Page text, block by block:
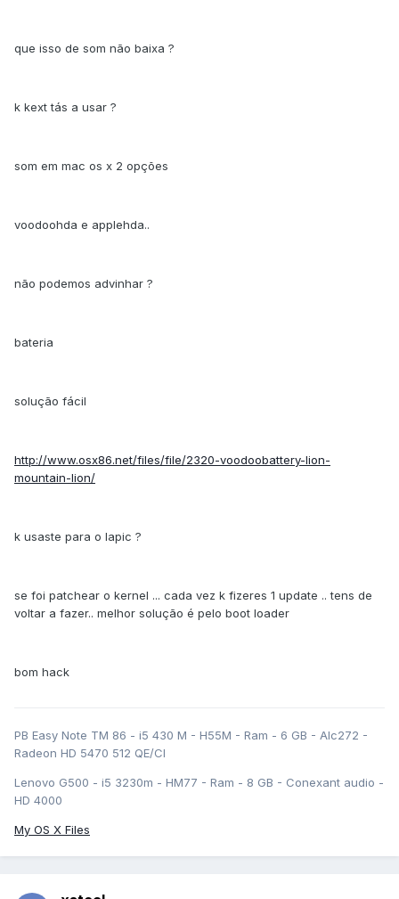
que isso de som não baixa ?
k kext tás a usar ?
som em mac os x 2 opções
voodoohda e applehda..
não podemos advinhar ?
bateria
solução fácil
http://www.osx86.net/files/file/2320-voodoobattery-lion-
mountain-lion/
k usaste para o lapic ?
se foi patchear o kernel ... cada vez k fizeres 1 update .. tens de
voltar a fazer.. melhor solução é pelo boot loader
bom hack
PB Easy Note TM 86 - i5 430 M - H55M - Ram - 6 GB - Alc272 -
Radeon HD 5470 512 QE/CI
Lenovo G500 - i5 3230m - HM77 - Ram - 8 GB - Conexant audio -
HD 4000
My OS X Files